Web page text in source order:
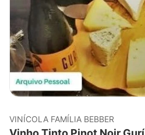
VINÍCOLA FAMÍLIA BEBBER